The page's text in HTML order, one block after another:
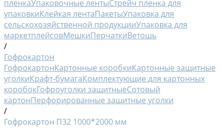
пленкаУпаковочные лентыСтрейч пленка для
упаковкиКлейкая лентаПакетыУпаковка для
сельскохозяйственной продукцииУпаковка для
маркетплейсовМешкиПерчаткиВетошь
/
Гофрокартон
ГофрокартонКартонные коробкиКартонные защитные
уголкиКрафт-бумагаКомплектующие для картонных
коробокГофроуголки защитныеСотовый
картонПерфорированные защитные уголки
/
Гофрокартон П32 1000*2000 мм